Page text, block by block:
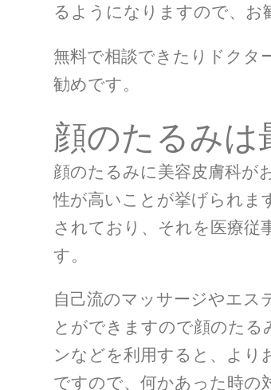
るようになりますので、お
無料で相談できたりドクタ
勧めです。
顔のたるみは
顔のたるみに美容皮膚科が
性が高いことが挙げられま
されており、それを医療従
す。
自己流のマッサージやエス
とができますので顔のた
ンなどを利用すると、より
ですので、何かあった時の